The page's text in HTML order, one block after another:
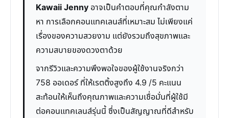
Kawaii Jenny อาจเป็นคำตอบที่คุณกำลังตาม
หา การเลือกคอนแทคเลนส์ที่เหมาะสม ไม่เพียงแค่
เรื่องของความสวยงาม แต่ยังรวมถึงสุขภาพและ
ความสบายของดวงตาด้วย
จากรีวิวและความพึงพอใจของผู้ใช้งานจริงกว่า
758 ออเดอร์ ที่ให้เรตติ้งสูงถึง 4.9 /5 คะแนน
สะท้อนให้เห็นถึงคุณภาพและความเชื่อมั่นที่ผู้ใช้มี
ต่อคอนแทคเลนส์รุ่นนี้ ซึ่งเป็นสัญญาณที่ดีสำหรับ